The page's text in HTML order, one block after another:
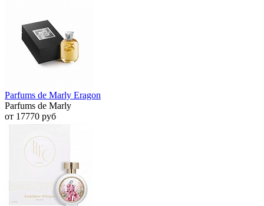
Parfums de Marly Eragon
Parfums de Marly
от 17770 руб